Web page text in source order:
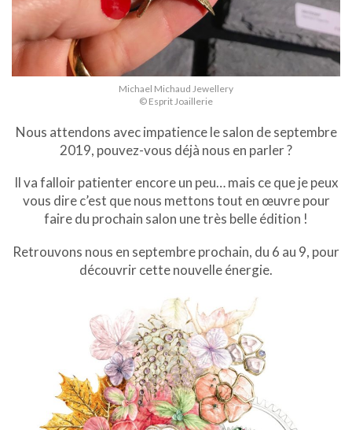
Michael Michaud Jewellery
© Esprit Joaillerie
Nous attendons avec impatience le salon de septembre
2019, pouvez-vous déjà nous en parler ?
Il va falloir patienter encore un peu… mais ce que je peux
vous dire c’est que nous mettons tout en œuvre pour
faire du prochain salon une très belle édition !
Retrouvons nous en septembre prochain, du 6 au 9, pour
découvrir cette nouvelle énergie.